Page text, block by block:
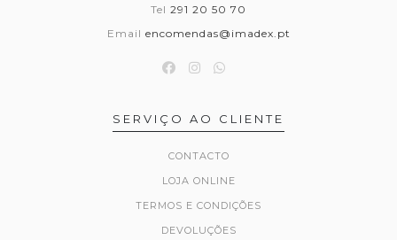
Tel 291 20 50 70
Email encomendas@imadex.pt
SERVIÇO AO CLIENTE
CONTACTO
LOJA ONLINE
TERMOS E CONDIÇÕES
DEVOLUÇÕES